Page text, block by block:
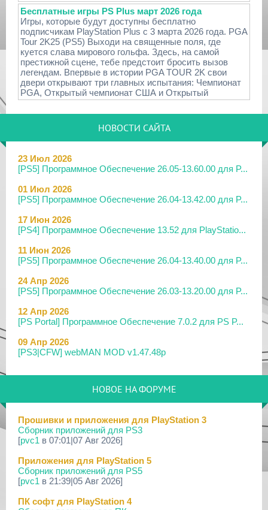
Бесплатные игры PS Plus март 2026 года
Игры, которые будут доступны бесплатно
подписчикам PlayStation Plus с 3 марта 2026 года. PGA
Tour 2K25 (PS5) Выходи на священные поля, где
куется слава мирового гольфа. Здесь, на самой
престижной сцене, тебе предстоит бросить вызов
легендам. Впервые в истории PGA TOUR 2K свои
двери открывают три главных испытания: Чемпионат
PGA, Открытый чемпионат США и Открытый
НОВОСТИ САЙТА
23 Июл 2026
[PS5] Программное Обеспечение 26.05-13.60.00 для P...
01 Июл 2026
[PS5] Программное Обеспечение 26.04-13.42.00 для P...
17 Июн 2026
[PS4] Программное Обеспечение 13.52 для PlayStatio...
11 Июн 2026
[PS5] Программное Обеспечение 26.04-13.40.00 для P...
24 Апр 2026
[PS5] Программное Обеспечение 26.03-13.20.00 для P...
12 Апр 2026
[PS Portal] Программное Обеспечение 7.0.2 для PS P...
09 Апр 2026
[PS3|CFW] webMAN MOD v1.47.48p
19 Мар 2026
18 Мар 2026
[PS3] Программное Обеспечение 4.93 для PlayStation...
17 Мар 2026
[PS4] Программное Обеспечение 13.50 для PlayStatio...
[PS5] Программное Обеспечение 26.02-13.00.00 для P...
НОВОЕ НА ФОРУМЕ
Прошивки и приложения для PlayStation 3
Сборник приложений для PS3
[pvc1 в 07:01|07 Авг 2026]
Приложения для PlayStation 5
Сборник приложений для PS5
[pvc1 в 21:39|05 Авг 2026]
ПК софт для PlayStation 4